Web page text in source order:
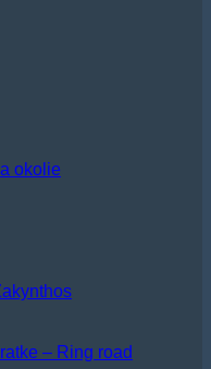
okolie
– Ring road